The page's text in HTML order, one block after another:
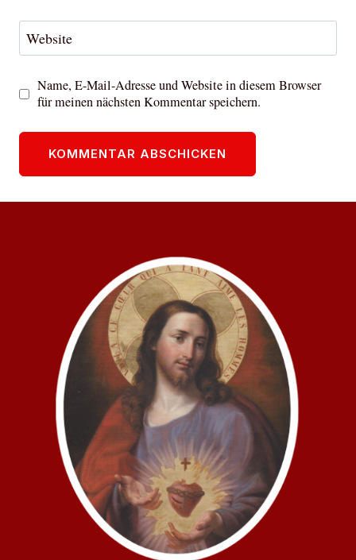
Website
Name, E-Mail-Adresse und Website in diesem Browser
für meinen nächsten Kommentar speichern.